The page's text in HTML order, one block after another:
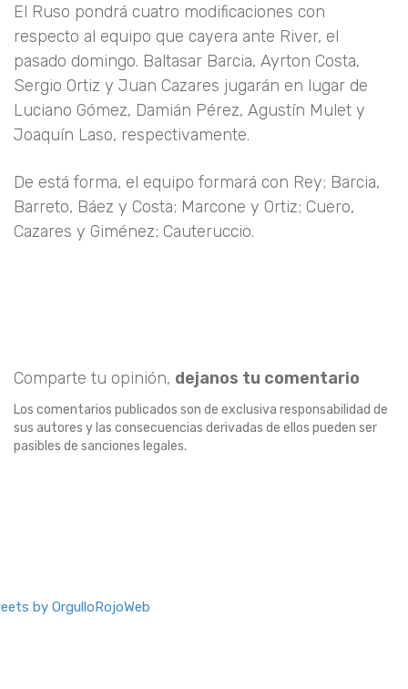
El Ruso pondrá cuatro modificaciones con
respecto al equipo que cayera ante River, el
pasado domingo. Baltasar Barcia, Ayrton Costa,
Sergio Ortiz y Juan Cazares jugarán en lugar de
Luciano Gómez, Damián Pérez, Agustín Mulet y
Joaquín Laso, respectivamente.
De está forma, el equipo formará con Rey; Barcia,
Barreto, Báez y Costa; Marcone y Ortiz; Cuero,
Cazares y Giménez; Cauteruccio.
Comparte tu opinión, dejanos tu comentario
Los comentarios publicados son de exclusiva responsabilidad de
sus autores y las consecuencias derivadas de ellos pueden ser
pasibles de sanciones legales.
by OrgulloRojoWeb